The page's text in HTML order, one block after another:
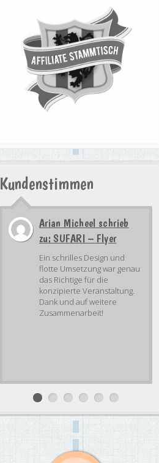
Kundenstimmen
Arian Micheel schrieb
zu: SUFARI – Flyer
Ein schrilles Design und
flotte Umsetzung war genau
das Richtige für die
konzipierte Veranstaltung.
Dank und auf weitere
Zusammenarbeit!